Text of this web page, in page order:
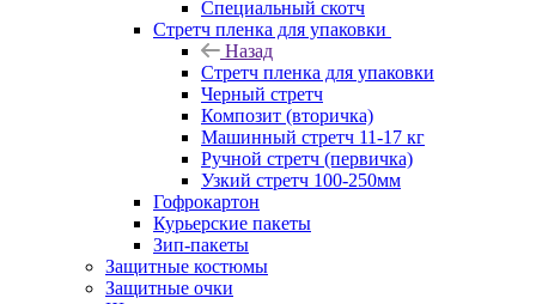
Специальный скотч
Стретч пленка для упаковки
Назад
Стретч пленка для упаковки
Черный стретч
Композит (вторичка)
Машинный стретч 11-17 кг
Ручной стретч (первичка)
Узкий стретч 100-250мм
Гофрокартон
Курьерские пакеты
Зип-пакеты
Защитные костюмы
Защитные очки